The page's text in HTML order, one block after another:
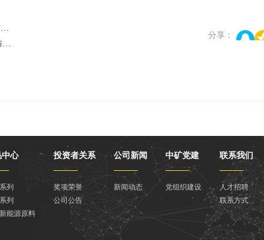
上一篇：十年薪火相传 赋能青春成长 | 中矿资源比基塔矿业承办第十届Marozva酋长杯体育锦标赛
下一篇：战略转型助推资源可持续利用与地方经济发展 | 中矿资源纳米比亚楚梅布冶炼厂 多金属回收项目一期正式点火投产
分享：
中心
列
列
能源原料
投资者关系
奖项荣誉
公司公告
公司新闻
新闻动态
中矿党建
党组织建设
联系我们
人才招聘
联系方式